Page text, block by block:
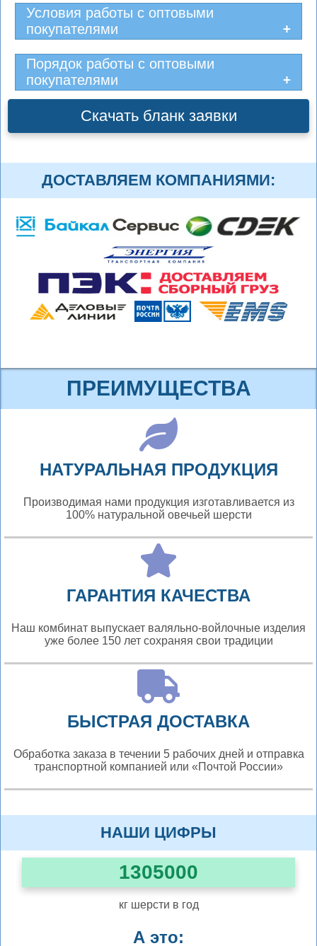
Условия работы с оптовыми
покупателями
Порядок работы с оптовыми
покупателями
Скачать бланк заявки
ДОСТАВЛЯЕМ КОМПАНИЯМИ:
ПРЕИМУЩЕСТВА
НАТУРАЛЬНАЯ ПРОДУКЦИЯ
Производимая нами продукция изготавливается из
100% натуральной овечьей шерсти
ГАРАНТИЯ КАЧЕСТВА
Наш комбинат выпускает валяльно-войлочные изделия
уже более 150 лет сохраняя свои традиции
БЫСТРАЯ ДОСТАВКА
Обработка заказа в течении 5 рабочих дней и отправка
транспортной компанией или «Почтой России»
НАШИ ЦИФРЫ
1305000
кг шерсти в год
А это: